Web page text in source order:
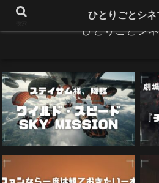
ひとりごとシ
ひとりごとシネ